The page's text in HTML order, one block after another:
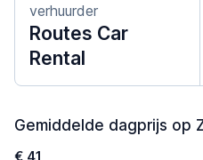
verhuurder
Routes Car
Rental
Gemiddelde dagprijs op
€ 41